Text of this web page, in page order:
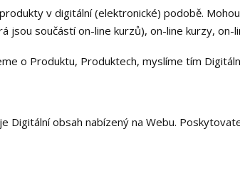
v digitální (elektronické) podobě.
jsou součástí on-line kurzů), on-line kurzy, on-
o Produktu, Produktech, myslíme tím
Digitální obsah nabízený na Webu.